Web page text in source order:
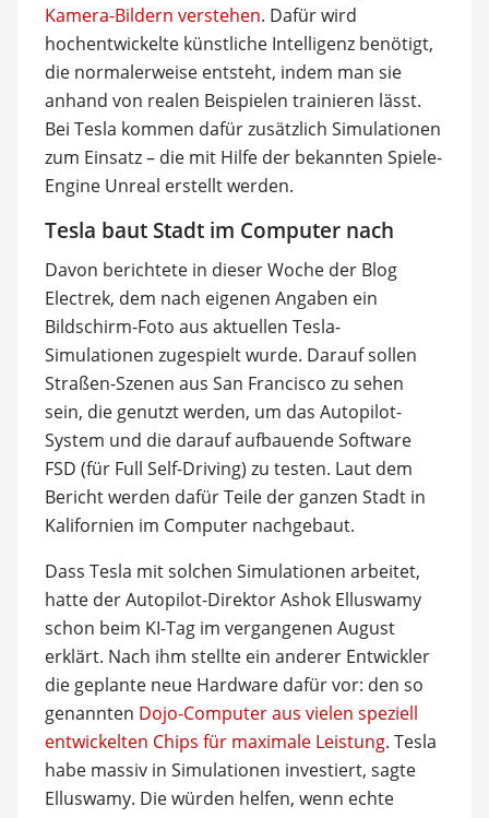
Kamera-Bildern verstehen. Dafür wird
hochentwickelte künstliche Intelligenz benötigt,
die normalerweise entsteht, indem man sie
anhand von realen Beispielen trainieren lässt.
Bei Tesla kommen dafür zusätzlich Simulationen
zum Einsatz ­– die mit Hilfe der bekannten Spiele-
Engine Unreal erstellt werden.
Tesla baut Stadt im Computer nach
Davon berichtete in dieser Woche der Blog
Electrek, dem nach eigenen Angaben ein
Bildschirm-Foto aus aktuellen Tesla-
Simulationen zugespielt wurde. Darauf sollen
Straßen-Szenen aus San Francisco zu sehen
sein, die genutzt werden, um das Autopilot-
System und die darauf aufbauende Software
FSD (für Full Self-Driving) zu testen. Laut dem
Bericht werden dafür Teile der ganzen Stadt in
Kalifornien im Computer nachgebaut.
Dass Tesla mit solchen Simulationen arbeitet,
hatte der Autopilot-Direktor Ashok Elluswamy
schon beim KI-Tag im vergangenen August
erklärt. Nach ihm stellte ein anderer Entwickler
die geplante neue Hardware dafür vor: den so
genannten Dojo-Computer aus vielen speziell
entwickelten Chips für maximale Leistung. Tesla
habe massiv in Simulationen investiert, sagte
Elluswamy. Die würden helfen, wenn echte